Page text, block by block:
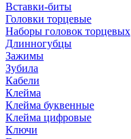
Вставки-биты
Головки торцевые
Наборы головок торцевых
Длинногубцы
Зажимы
Зубила
Кабели
Клейма
Клейма буквенные
Клейма цифровые
Ключи